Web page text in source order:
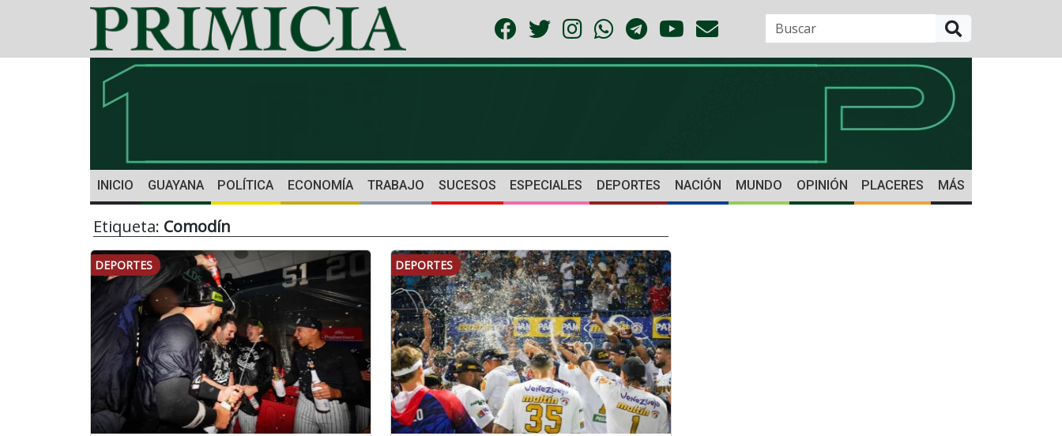
INICIO GUAYANA POLÍTICA ECONOMÍA TRABAJO SUCESOS ESPECIALES DEPORTES NACIÓN MUNDO OPINIÓN PLACERES MÁS
Etiqueta: Comodín
DEPORTES DEPORTES